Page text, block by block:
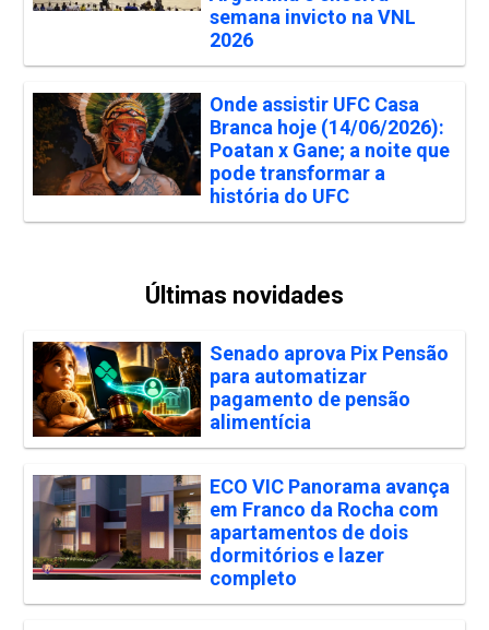
semana invicto na VNL
2026
Onde assistir UFC Casa
Branca hoje (14/06/2026):
Poatan x Gane; a noite que
pode transformar a
história do UFC
Últimas novidades
Senado aprova Pix Pensão
para automatizar
pagamento de pensão
alimentícia
ECO VIC Panorama avança
em Franco da Rocha com
apartamentos de dois
dormitórios e lazer
completo